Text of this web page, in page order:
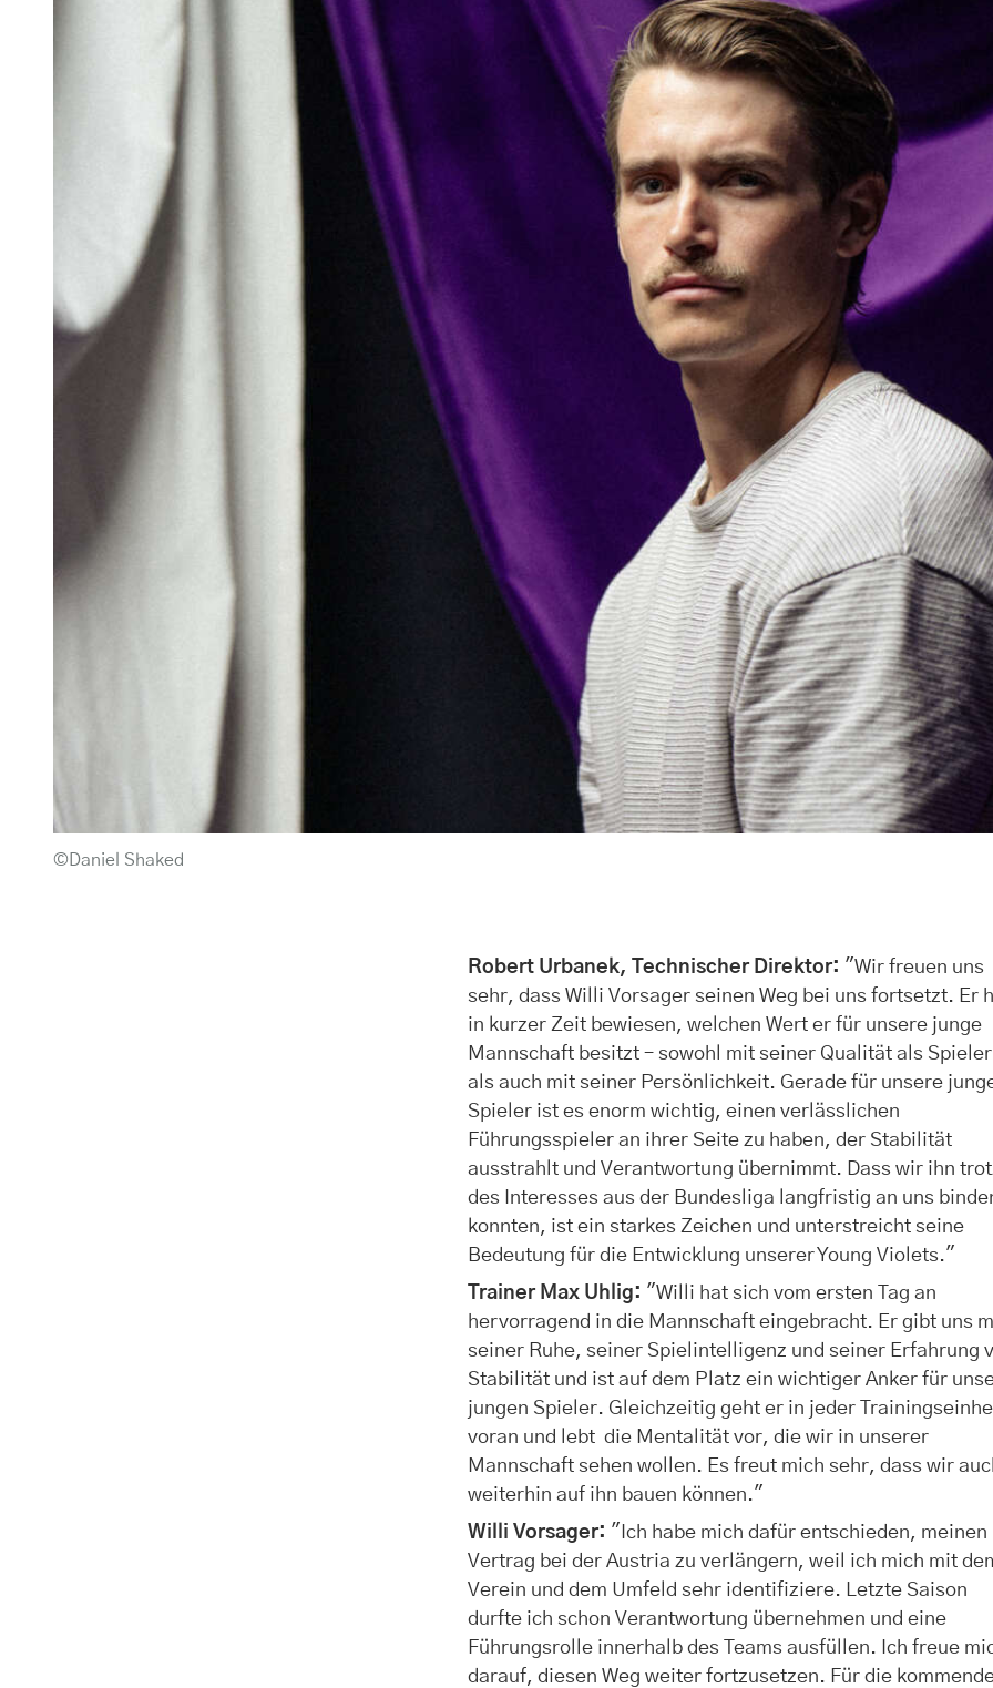
©Daniel Shaked
Robert Urbanek, Technischer Direktor: "Wir freuen uns
sehr, dass Willi Vorsager seinen Weg bei uns fortsetzt. Er
in kurzer Zeit bewiesen, welchen Wert er für unsere junge
Mannschaft besitzt – sowohl mit seiner Qualität als Spieler
als auch mit seiner Persönlichkeit. Gerade für unsere
Spieler ist es enorm wichtig, einen verlässlichen
Führungsspieler an ihrer Seite zu haben, der Stabilität
ausstrahlt und Verantwortung übernimmt. Dass wir ihn
des Interesses aus der Bundesliga langfristig an uns
konnten, ist ein starkes Zeichen und unterstreicht seine
Bedeutung für die Entwicklung unserer Young Violets."
Trainer Max Uhlig: "Willi hat sich vom ersten Tag an
hervorragend in die Mannschaft eingebracht. Er gibt uns
seiner Ruhe, seiner Spielintelligenz und seiner Erfahrung
Stabilität und ist auf dem Platz ein wichtiger Anker für
jungen Spieler. Gleichzeitig geht er in jeder
voran und lebt die Mentalität vor, die wir in unserer
Mannschaft sehen wollen. Es freut mich sehr, dass wir
weiterhin auf ihn bauen können."
Willi Vorsager: "Ich habe mich dafür entschieden, meinen
Vertrag bei der Austria zu verlängern, weil ich mich mit
Verein und dem Umfeld sehr identifiziere. Letzte Saison
durfte ich schon Verantwortung übernehmen und eine
Führungsrolle innerhalb des Teams ausfüllen. Ich freue
darauf, diesen Weg weiter fortzusetzen. Für die